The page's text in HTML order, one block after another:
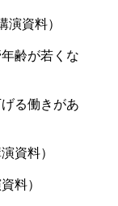
演資料）
齢が若くな
る働きがあ
資料）
料）